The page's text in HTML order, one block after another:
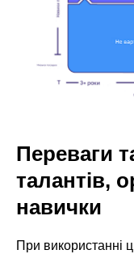
Переваги
талантів,
навички
При використанні